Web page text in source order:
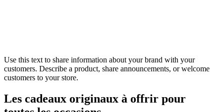
Use this text to share information about your brand with your
customers. Describe a product, share announcements, or welcome
customers to your store.
Les cadeaux originaux à offrir pour